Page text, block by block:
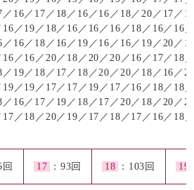
／16／17／18／16／16／18／20／17／
16／19／18／16／16／16／18／16／16
／16／18／16／19／16／16／19／20／
16／16／20／18／20／20／16／17／18
／19／18／17／18／20／20／18／16／
19／19／17／17／19／17／16／18／18
／16／17／19／18／17／20／18／20／
17／18／20／19／17／18／17／16／18
回 17 ：93回 18 ：103回 19